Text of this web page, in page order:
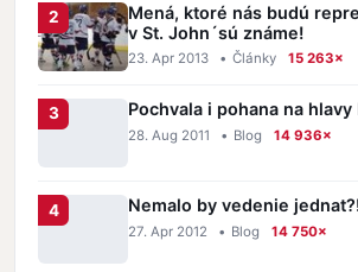
Mená, ktoré nás budú
v St. John´sú známe!
23. Apr 2013 • Články 15 263×
Pochvala i pohana na hlavy
28. Aug 2011 • Blog 14 936×
Nemalo by vedenie
27. Apr 2012 • Blog 14 750×